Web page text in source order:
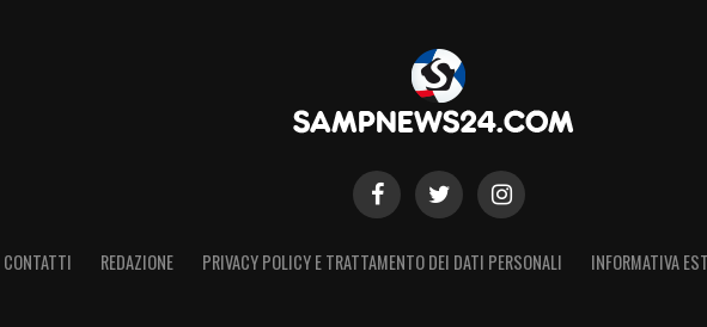
CONTATTI REDAZIONE PRIVACY POLICY E TRATTAMENTO DEI DATI PERSONALI INFORMATIVA